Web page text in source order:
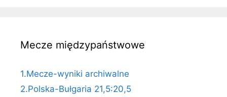
Mecze międzypaństwowe
1.Mecze-wyniki archiwalne
2.Polska-Bułgaria 21,5:20,5